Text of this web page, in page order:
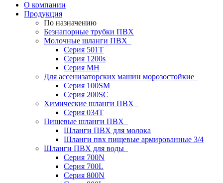
О компании
Продукция
По назначению
Безнапорные трубки ПВХ
Молочные шланги ПВХ
Серия 501T
Серия 1200s
Серия МН
Для ассенизаторских машин морозостойкие
Серия 100SM
Серия 200SС
Химические шланги ПВХ
Серия 034Т
Пищевые шланги ПВХ
Шланги ПВХ для молока
Шланги пвх пищевые армированные 3/4
Шланги ПВХ для воды
Серия 700N
Серия 700L
Серия 800N